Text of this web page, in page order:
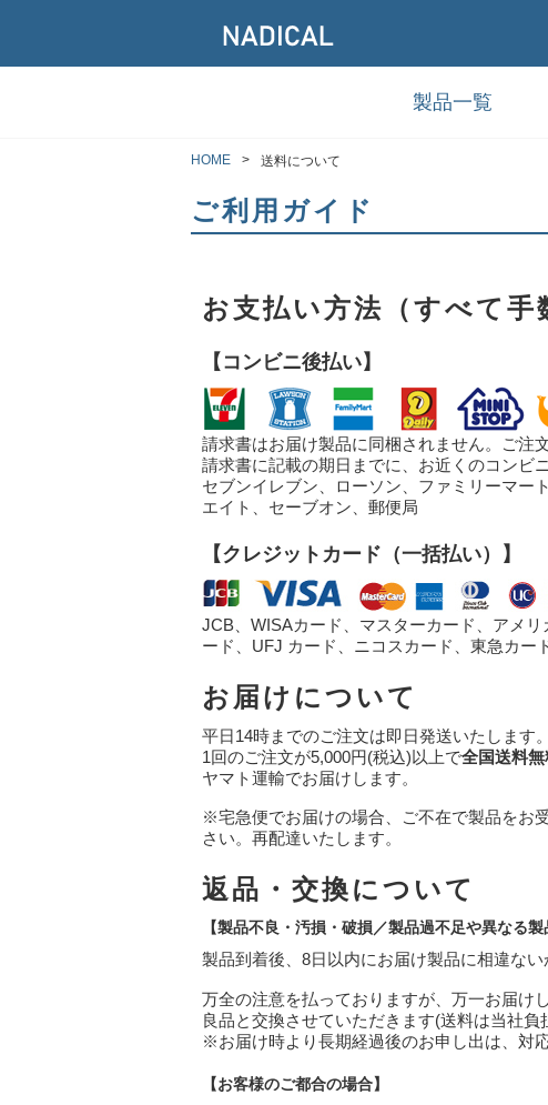
製品一覧
HOME 送料について
ご利用ガイド
お支払い方法（すべて手
【コンビニ後払い】
請求書はお届け製品に同梱されません。ご注
請求書に記載の期日までに、お近くのコンビ
セブンイレブン、ローソン、ファミリーマー
エイト、セーブオン、郵便局
【クレジットカード（一括払い）】
JCB、WISAカード、マスターカード、アメ
ード、UFJ カード、ニコスカード、東急カー
お届けについて
平日14時までのご注文は即日発送いたします。
1回のご注文が5,000円(税込)以上で全国送料無
ヤマト運輸でお届けします。
※宅急便でお届けの場合、ご不在で製品をお
さい。再配達いたします。
返品・交換について
【製品不良・汚損・破損／製品過不足や異なる製
製品到着後、8日以内にお届け製品に相違ない
万全の注意を払っておりますが、万一お届け
良品と交換させていただきます(送料は当社負
※お届け時より長期経過後のお申し出は、対
【お客様のご都合の場合】